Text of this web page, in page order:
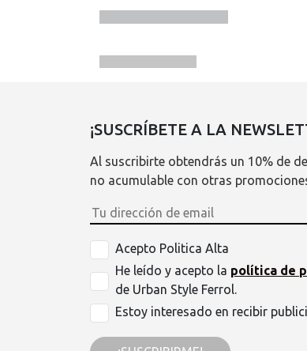
¡SUSCRÍBETE A LA
Al suscribirte obtendrás un 10% de
no acumulable con otras
Acepto Politica Alta
He leído y acepto la política de
de Urban Style Ferrol.
Estoy interesado en recibir